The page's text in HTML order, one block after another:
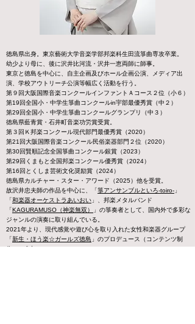
​徳島県出身。 東京藝術大学音楽学部邦楽科生田流箏曲専攻卒業。
幼少より母に、後に沢井比河流・沢井一恵両師に師事。
東京と徳島を中心に、自主企画及びホール企画公演、メディア出
演、学校アウトリーチ公演等幅広く活動を行う。
第９回大阪国際音楽コンクールインファントＡコース２位（小６）
第19回全国小・中学生箏曲コンクールin宇部最優秀賞（中２）
第29回全国小・中学生箏曲コンクールグランプリ（中３）
徳島県藍青賞・石井町音楽功労賞受賞。
第３回Ｋ邦楽コンクール現代部門最優秀賞（2020）
第21回大阪国際音楽コンクール民俗楽器部門２位（2020）
第30回賢順記念全国箏曲コンクール銀賞（2023）
第29回くまもと全国邦楽コンクール優秀賞（2024）
第16回とくしま芸術文化奨励賞（2024）
徳島県カルチャー・スター・アワード（2025）他を受賞。
故沢井忠夫師の作品を中心に、「箏アンサンブルといろ-toiro- 」
「和楽器オーケストラあいおい 」、邦楽メタルバンド
「KAGURAMUSO（神楽無双）
」の箏奏者として、国内外で多彩な
ジャンルの演奏に取り組んでいる。
2021年より、現代感覚や遊び心を取り入れた女性和楽器グループ
「新生・ほう楽☆ガールズ徳島 」のプロデュース（コンテンツ制
作）に参加。